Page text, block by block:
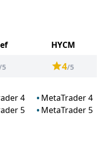
HYCM
4/5
4
5
MetaTrader 4
MetaTrader 5